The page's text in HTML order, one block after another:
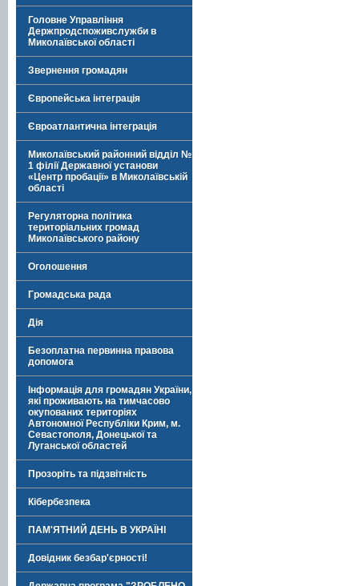
Головне Управління
Держпродспоживслужби в
Миколаївської області
Звернення громадян
Європейська інтеграція
Євроатлантична інтеграція
Миколаївський районний відділ №
1 філії Державної установи
«Центр пробації» в Миколаївській
області
Регуляторна політика
територіальних громад
Миколаївського району
Оголошення
Громадська рада
Дія
Безоплатна первинна правова
допомога
Інформація для громадян України,
які проживають на тимчасово
окупованих територіях
Автономної Республіки Крим, м.
Севастополя, Донецької та
Луганської областей
Прозоріть та підзвітність
Кібербезпека
ПАМ'ЯТНИЙ ДЕНЬ В УКРАЇНІ
Довідник безбар'єрності!